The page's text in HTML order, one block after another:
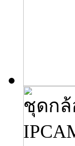
ชุดกล้